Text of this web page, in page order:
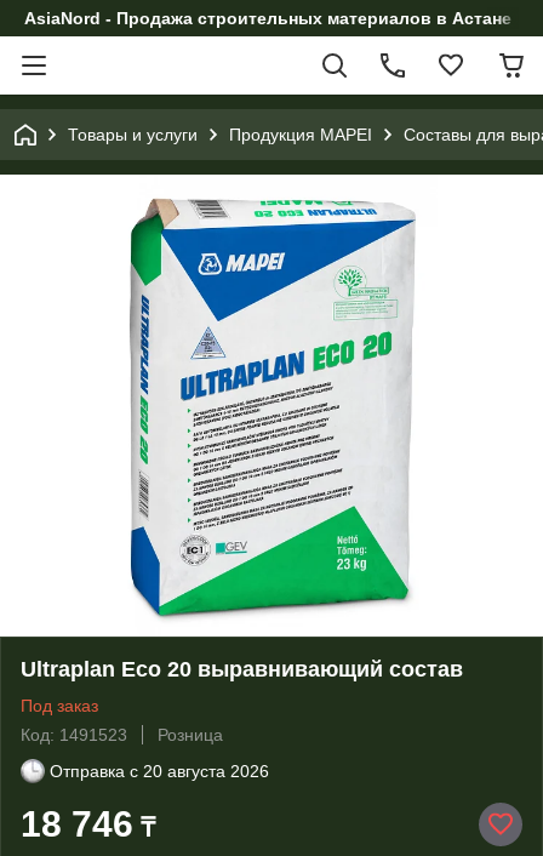
AsiaNord - Продажа строительных материалов в Астане
Товары и услуги Продукция MAPEI Cоставы для
Ultraplan Eco 20 выравнивающий состав
Под заказ
Код: 1491523
Розница
Отправка с 20 августа 2026
18 746 ₸